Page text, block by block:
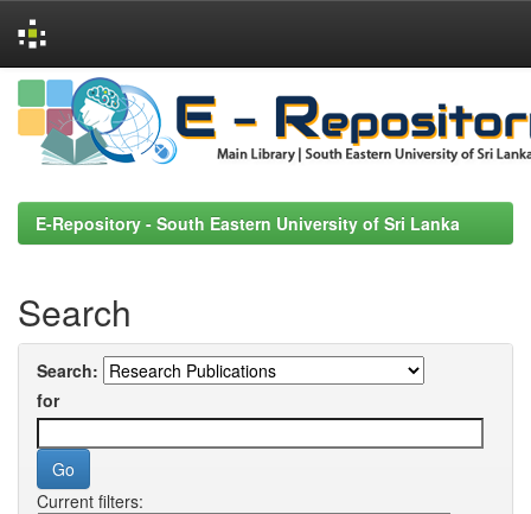
Skip
navigation
E-Repository - South Eastern University of Sri Lanka
Search
Search:
for
Current filters: